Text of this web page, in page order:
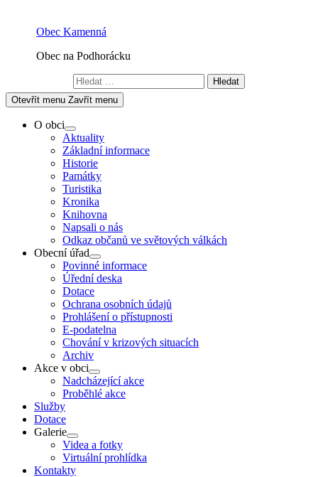
contentObec Kamenná
Obec na Podhorácku
Vyhledávání
Otevřít menu Zavřít menu
O obci
Show
sub
menu
Aktuality
Základní informace
Historie
Památky
Turistika
Kronika
Knihovna
Napsali o nás
Odkaz občanů ve světových válkách
Obecní úřad
Show
sub
menu
Povinné informace
Úřední deska
Dotace
Ochrana osobních údajů
Prohlášení o přístupnosti
E-podatelna
Chování v krizových situacích
Archiv
Akce v obci
Show
sub
menu
Nadcházející akce
Proběhlé akce
Služby
Dotace
Galerie
Show
sub
menu
Videa a fotky
Virtuální prohlídka
Kontakty